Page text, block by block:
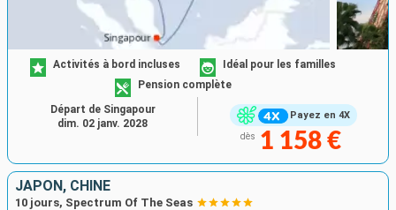
Payez en 4X
Activités à bord incluses
Idéal pour les familles
Pension complète
dès 1 158 €
Départ de Singapour
dim. 02 janv. 2028
JAPON, CHINE
10 jours, Spectrum Of The Seas